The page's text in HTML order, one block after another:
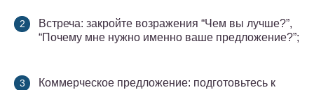
Встреча: закройте возражения “Чем вы лучше?”,
“Почему мне нужно именно ваше предложение?”;
Коммерческое предложение: подготовьтесь к